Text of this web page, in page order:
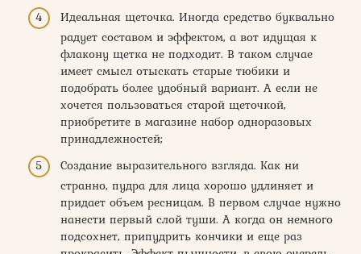
Идеальная щеточка. Иногда средство буквально
радует составом и эффектом, а вот идущая к
флакону щетка не подходит. В таком случае
имеет смысл отыскать старые тюбики и
подобрать более удобный вариант. А если не
хочется пользоваться старой щеточкой,
приобретите в магазине набор одноразовых
принадлежностей;
Создание выразительного взгляда. Как ни
странно, пудра для лица хорошо удлиняет и
придает объем ресницам. В первом случае нужно
нанести первый слой туши. А когда он немного
подсохнет, припудрить кончики и еще раз